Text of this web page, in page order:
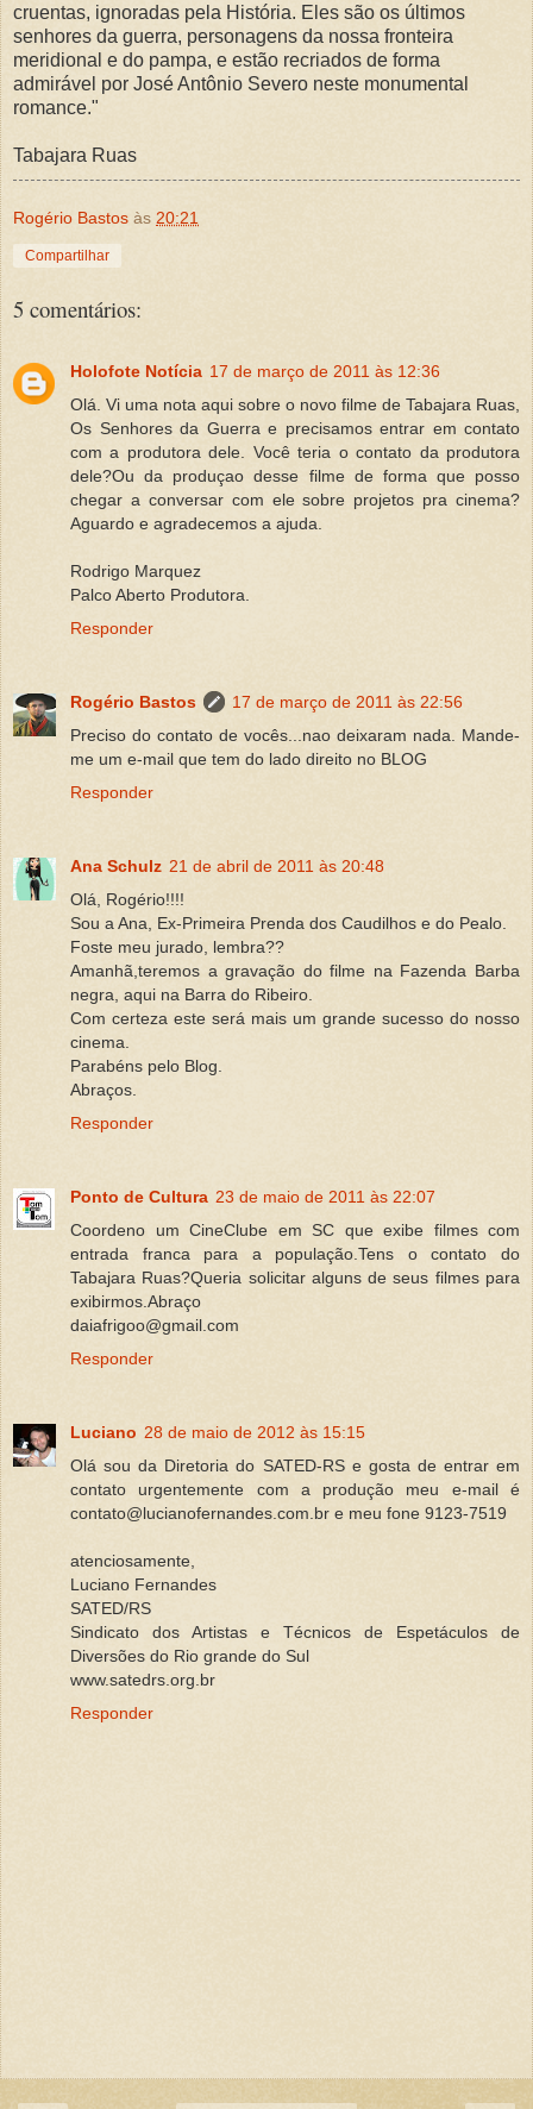
cruentas, ignoradas pela História. Eles são os últimos
senhores da guerra, personagens da nossa fronteira
meridional e do pampa, e estão recriados de forma
admirável por José Antônio Severo neste monumental
romance."
Tabajara Ruas
Rogério Bastos às 20:21
Compartilhar
5 comentários:
Holofote Notícia 17 de março de 2011 às 12:36
Olá. Vi uma nota aqui sobre o novo filme de Tabajara Ruas,
Os Senhores da Guerra e precisamos entrar em contato
com a produtora dele. Você teria o contato da produtora
dele?Ou da produçao desse filme de forma que posso
chegar a conversar com ele sobre projetos pra cinema?
Aguardo e agradecemos a ajuda.
Rodrigo Marquez
Palco Aberto Produtora.
Responder
Rogério Bastos
17 de março de 2011 às 22:56
Preciso do contato de vocês...nao deixaram nada. Mande-
me um e-mail que tem do lado direito no BLOG
Responder
Ana Schulz 21 de abril de 2011 às 20:48
Olá, Rogério!!!!
Sou a Ana, Ex-Primeira Prenda dos Caudilhos e do Pealo.
Foste meu jurado, lembra??
Amanhã,teremos a gravação do filme na Fazenda Barba
negra, aqui na Barra do Ribeiro.
Com certeza este será mais um grande sucesso do nosso
cinema.
Parabéns pelo Blog.
Abraços.
Responder
Ponto de Cultura 23 de maio de 2011 às 22:07
Coordeno um CineClube em SC que exibe filmes com
entrada franca para a população.Tens o contato do
Tabajara Ruas?Queria solicitar alguns de seus filmes para
exibirmos.Abraço
daiafrigoo@gmail.com
Responder
Luciano 28 de maio de 2012 às 15:15
Olá sou da Diretoria do SATED-RS e gosta de entrar em
contato urgentemente com a produção meu e-mail é
contato@lucianofernandes.com.br e meu fone 9123-7519
atenciosamente,
Luciano Fernandes
SATED/RS
Sindicato dos Artistas e Técnicos de Espetáculos de
Diversões do Rio grande do Sul
www.satedrs.org.br
Responder